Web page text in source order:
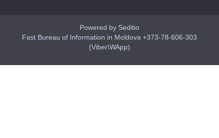
Powered by Seditio
Fast Bureau of Information in Moldova +373-78-606-303
(Viber\WApp)